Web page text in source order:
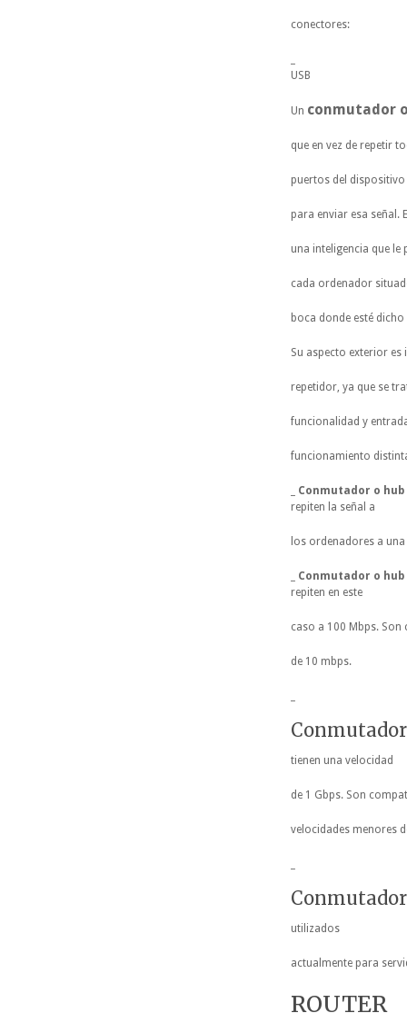
conectores:
USB
Un conmutador
que en vez de repetir
puertos del
para enviar esa señal.
una inteligencia que le
cada ordenador
boca donde esté
Su aspecto exterior es
repetidor, ya que se
funcionalidad y
funcionamiento
Conmutador o hub
repiten la señal a
los ordenadores a
Conmutador o hub
repiten en este
caso a 100 Mbps.
de 10 mbps.
Conmutador
tienen una velocidad
de 1 Gbps. Son
velocidades menores
Conmutador
utilizados
actualmente para
ROUTER